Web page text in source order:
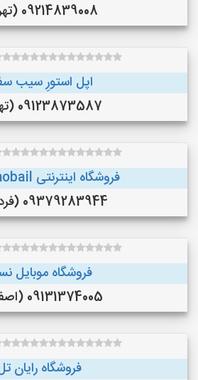
09214839008 (تهران)
اپل استورِ سیب
09123873587 (تهران)
فروشگاه اینترنتی king. mobail
09379283944 (فردیس)
فروشگاه موبایل
09131374005 (اصفهان)
فروشگاه رایان